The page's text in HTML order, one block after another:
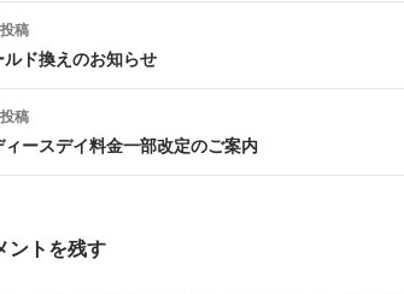
稿
ルド換えのお知らせ
稿
ィースデイ料金一部改定のご案内
ントを残す